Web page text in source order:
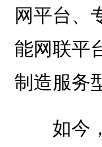
网平台、
能网联平
制造服务
如今，